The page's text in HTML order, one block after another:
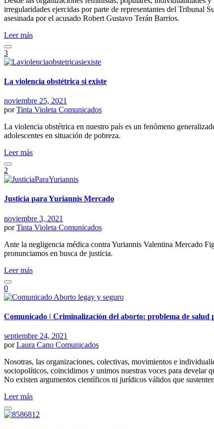
irregularidades ejercidas por parte de representantes del Tribunal
asesinada por el acusado Robert Gustavo Terán Barrios.
Leer más
3
La violencia obstétrica si existe
noviembre 25, 2021
por Tinta Violeta Comunicados
La violencia obstétrica en nuestro país es un fenómeno
adolescentes en situación de pobreza.
Leer más
2
Justicia para Yuriannis Mercado
noviembre 3, 2021
por Tinta Violeta Comunicados
Ante la negligencia médica contra Yuriannis Valentina Mercado
pronunciamos en busca de justicia.
Leer más
0
Comunicado | Criminalización del aborto: problema de salud
septiembre 24, 2021
por Laura Cano Comunicados
Nosotras, las organizaciones, colectivas, movimientos e
sociopolíticos, coincidimos y unimos nuestras voces para develar
No existen argumentos científicos ni jurídicos válidos que
Leer más